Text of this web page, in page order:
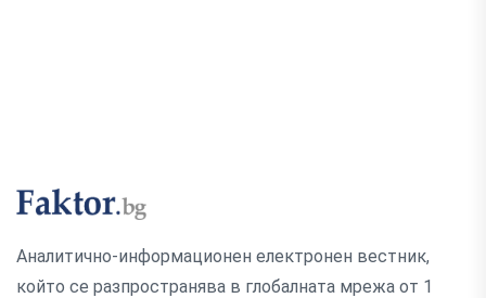
Аналитично-информационен електронен вестник,
който се разпространява в глобалната мрежа от 1